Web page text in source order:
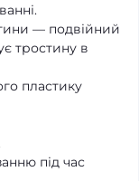
— подвійний
тростину в
пластику
під час